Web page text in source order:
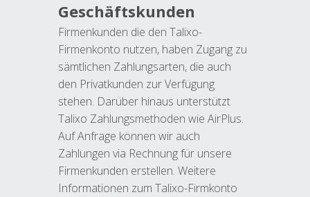
Geschäftskunden
Firmenkunden die den Talixo-
Firmenkonto nutzen, haben Zugang zu
sämtlichen Zahlungsarten, die auch
den Privatkunden zur Verfügung
stehen. Darüber hinaus unterstützt
Talixo Zahlungsmethoden wie AirPlus.
Auf Anfrage können wir auch
Zahlungen via Rechnung für unsere
Firmenkunden erstellen. Weitere
Informationen zum Talixo-Firmkonto